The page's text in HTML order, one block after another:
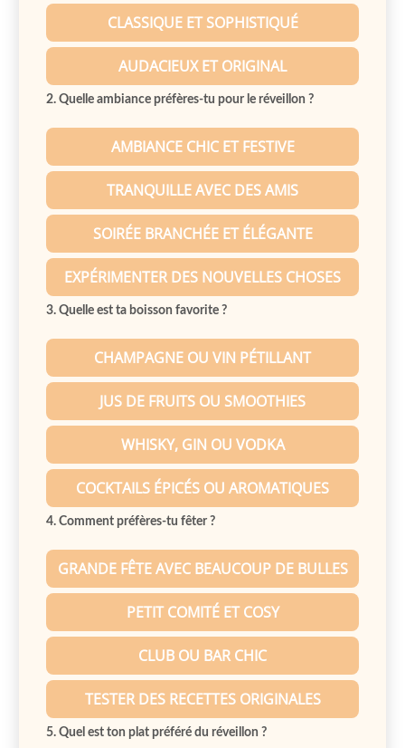
CLASSIQUE ET SOPHISTIQUÉ
AUDACIEUX ET ORIGINAL
2. Quelle ambiance préfères-tu pour le réveillon ?
AMBIANCE CHIC ET FESTIVE
TRANQUILLE AVEC DES AMIS
SOIRÉE BRANCHÉE ET ÉLÉGANTE
EXPÉRIMENTER DES NOUVELLES CHOSES
3. Quelle est ta boisson favorite ?
CHAMPAGNE OU VIN PÉTILLANT
JUS DE FRUITS OU SMOOTHIES
WHISKY, GIN OU VODKA
COCKTAILS ÉPICÉS OU AROMATIQUES
4. Comment préfères-tu fêter ?
GRANDE FÊTE AVEC BEAUCOUP DE BULLES
PETIT COMITÉ ET COSY
CLUB OU BAR CHIC
TESTER DES RECETTES ORIGINALES
5. Quel est ton plat préféré du réveillon ?